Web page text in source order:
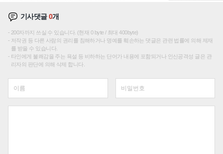
기사댓글0개
200자까지 쓰실 수 있습니다. (현재 0 byte / 최대 400byte)
저작권 등 다른 사람의 권리를 침해하거나 명예를 훼손하는 댓글은 관련 법률에 의해 제재
를 받을 수 있습니다.
타인에게 불쾌감을 주는 욕설 등 비하하는 단어가 내용에 포함되거나 인신공격성 글은 관
리자의 판단에 의해 삭제 합니다.